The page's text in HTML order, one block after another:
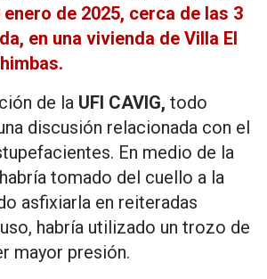
de 2025, cerca de las 3
en una vivienda de Villa El
de la UFI CAVIG, todo
discusión relacionada con el
En medio de la
tomado del cuello a la
asfixiarla en reiteradas
habría utilizado un trozo de
mayor presión.